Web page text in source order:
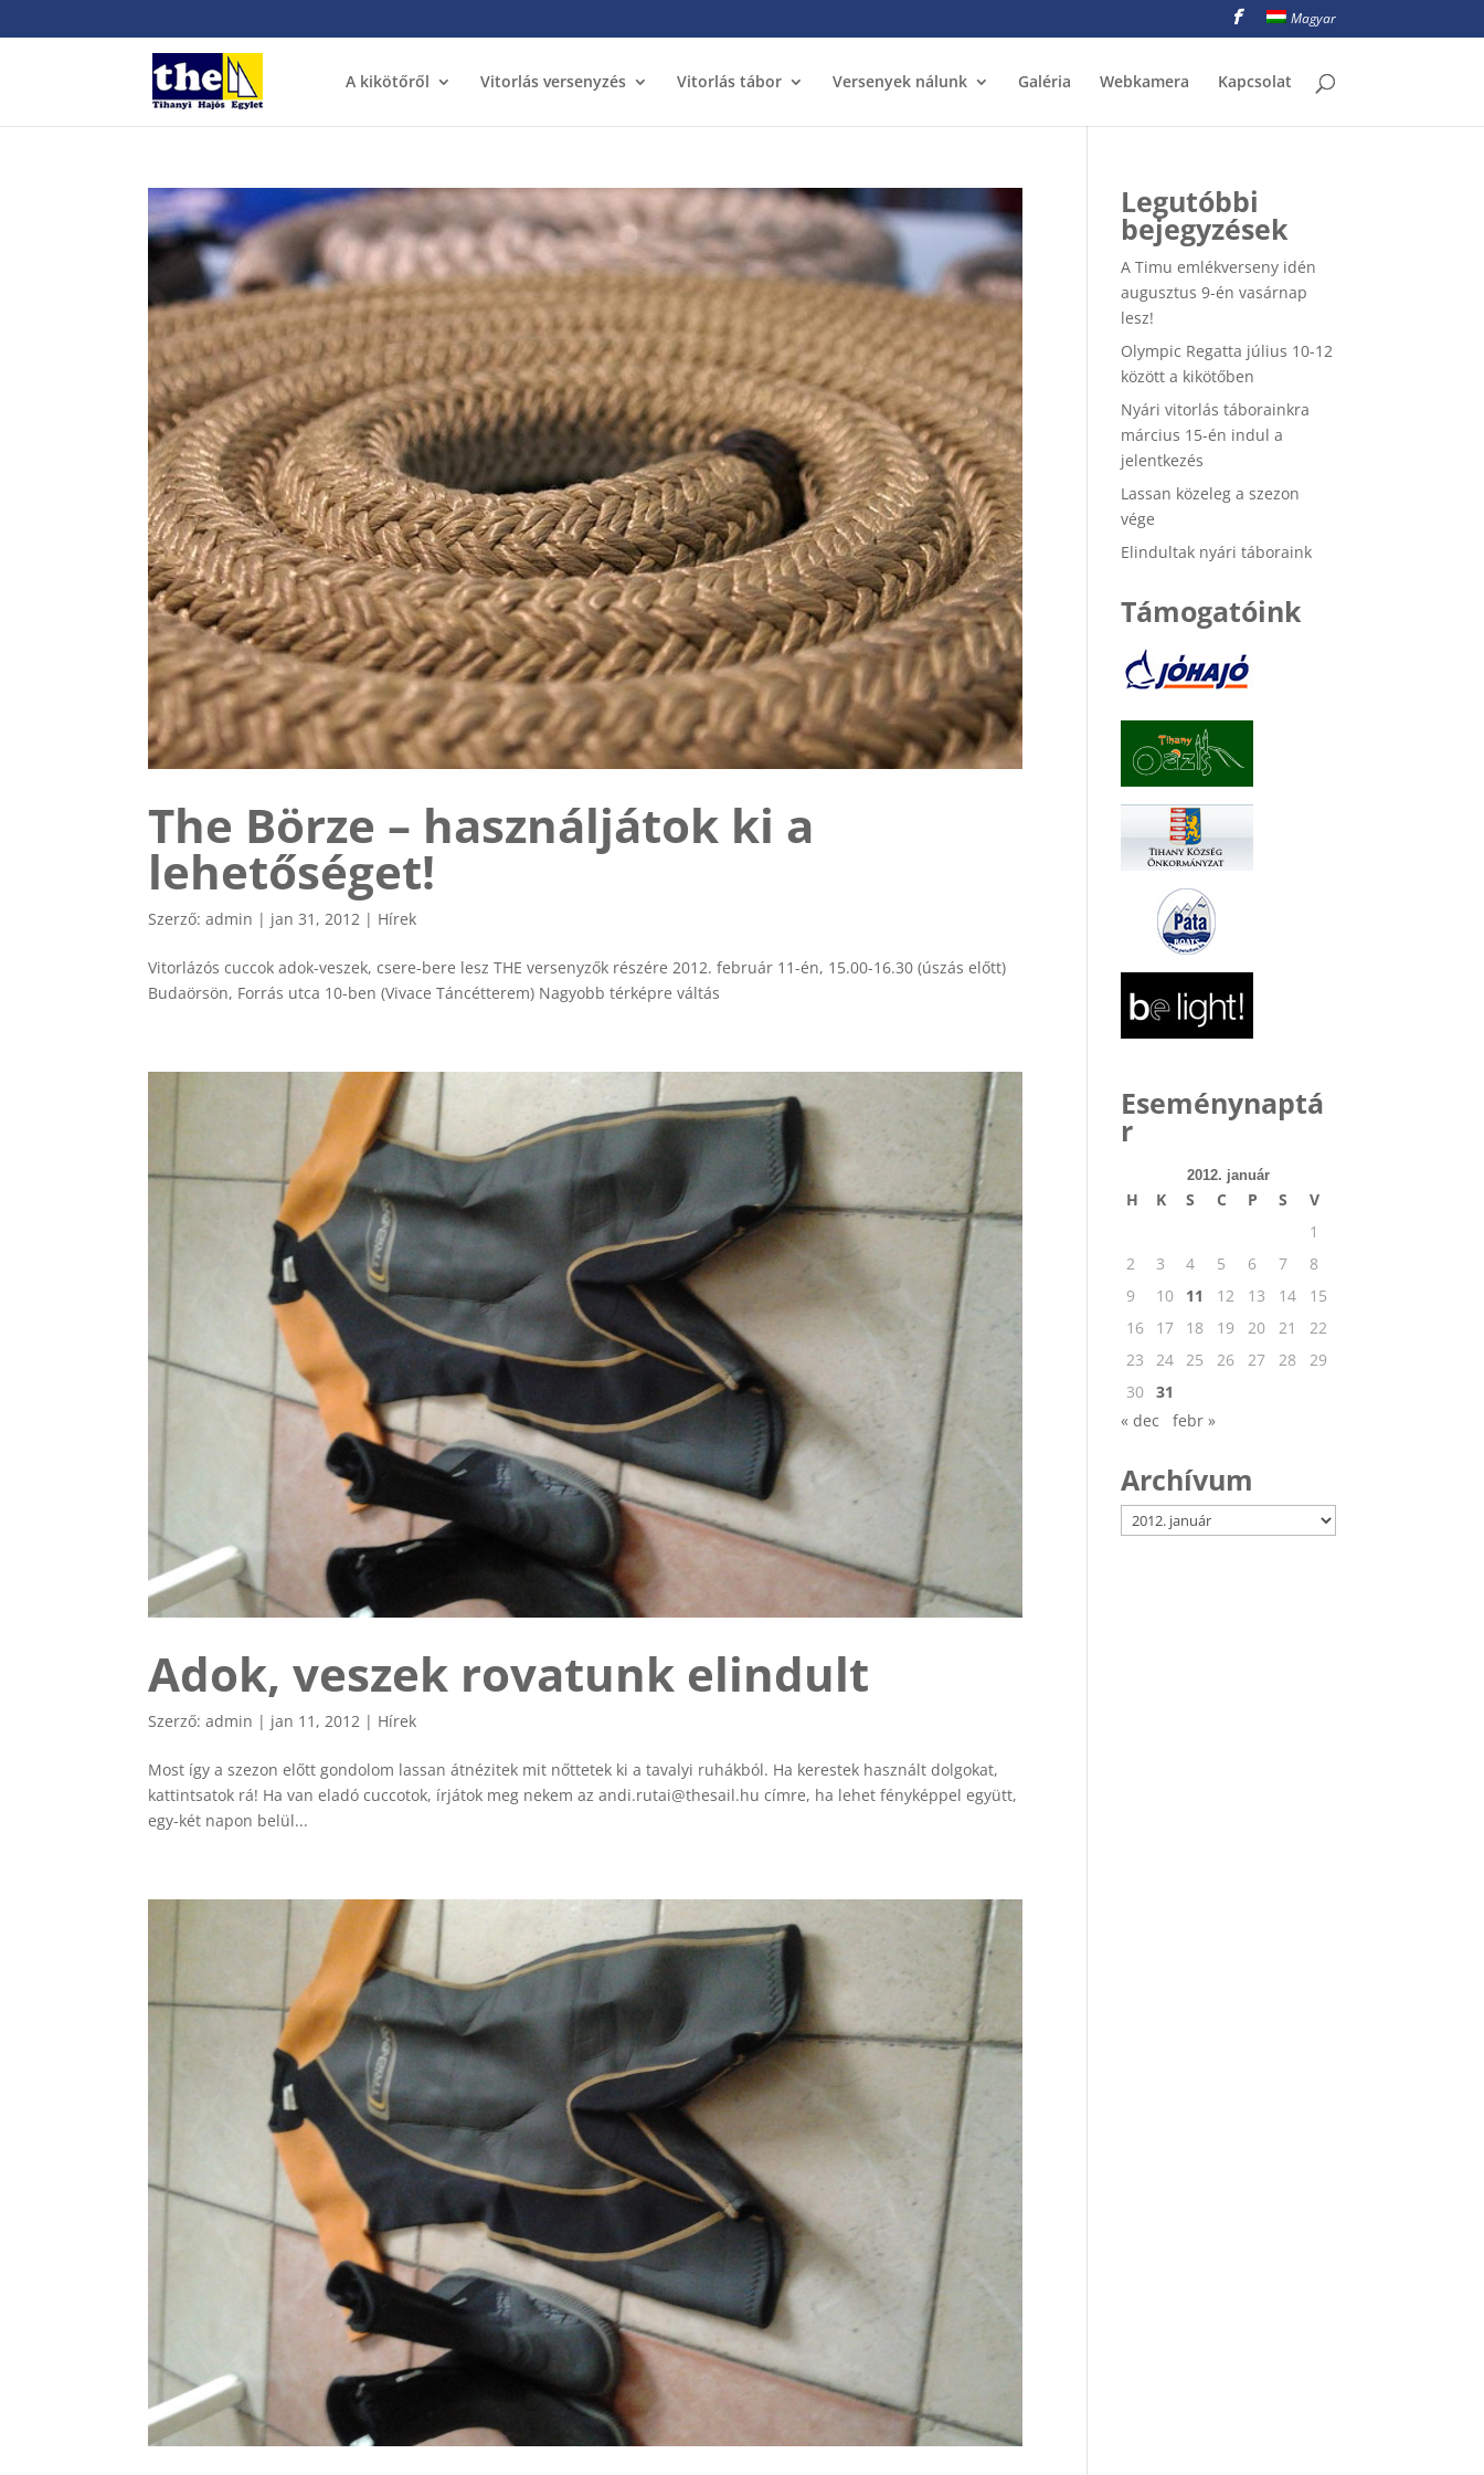
Magyar
A kikötőről Vitorlás versenyzés Vitorlás tábor Versenyek nálunk Galéria Webkamera Kapcsolat
The Börze – használjátok ki a
lehetőséget!
Szerző:admin | jan 31, 2012 | Hírek
Vitorlázós cuccok adok-veszek, csere-bere lesz THE versenyzők részére 2012. február 11-én, 15.00-16.30 (úszás előtt)
Budaörsön, Forrás utca 10-ben (Vivace Táncétterem) Nagyobb térképre váltás
Adok, veszek rovatunk elindult
Szerző:admin | jan 11, 2012 | Hírek
Most így a szezon előtt gondolom lassan átnézitek mit nőttetek ki a tavalyi ruhákból. Ha kerestek használt dolgokat,
kattintsatok rá! Ha van eladó cuccotok, írjátok meg nekem az andi.rutai@thesail.hu címre, ha lehet fényképpel együtt,
egy-két napon belül...
Legutóbbi
bejegyzések
A Timu emlékverseny idén
augusztus 9-én vasárnap
lesz!
Olympic Regatta július 10-12
között a kikötőben
Nyári vitorlás táborainkra
március 15-én indul a
jelentkezés
Lassan közeleg a szezon
vége
Elindultak nyári táboraink
Támogatóink
Eseménynaptá
r
2012. január
H K S C P S
V
1
2
3 4 5 6 7
8
9
10 11 12 13 14
15
16
17 18 19 20 21
22
23
24 25 26 27 28
29
30 31
« dec
febr »
Archívum
Archívum